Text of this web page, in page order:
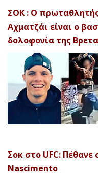
ΣΟΚ : Ο
Αχματζάι είναι ο
δολοφονία της
Σοκ στο UFC: Πέθανε
Nascimento